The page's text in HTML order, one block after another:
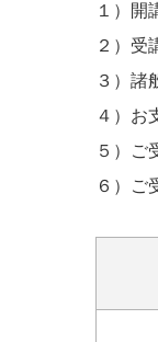
１）開
２）受
３）諸
４）お
５）ご
６）ご